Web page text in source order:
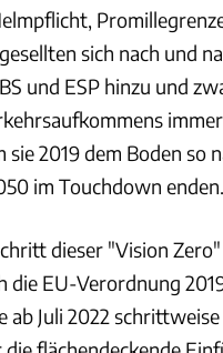
sich nach und
und ESP hinzu und
2019 dem Boden so
im Touchdown enden.
dieser "Vision
EU-Verordnung
Juli 2022